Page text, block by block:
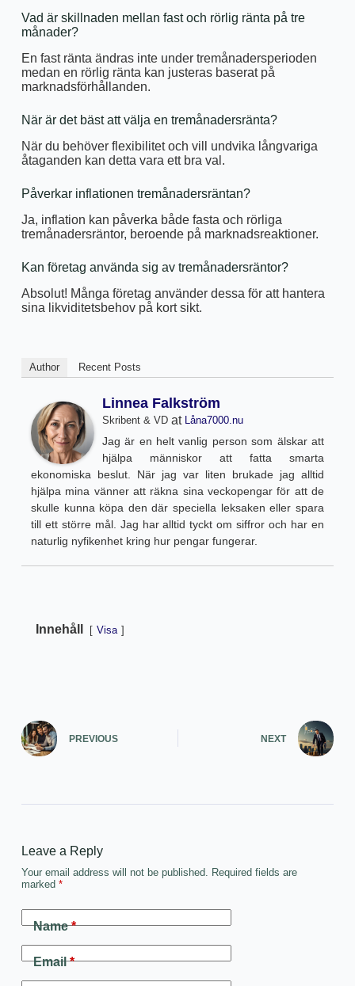
Vad är skillnaden mellan fast och rörlig ränta på tre
månader?
En fast ränta ändras inte under tremånadersperioden
medan en rörlig ränta kan justeras baserat på
marknadsförhållanden.
När är det bäst att välja en tremånadersränta?
När du behöver flexibilitet och vill undvika långvariga
åtaganden kan detta vara ett bra val.
Påverkar inflationen tremånadersräntan?
Ja, inflation kan påverka både fasta och rörliga
tremånadersräntor, beroende på marknadsreaktioner.
Kan företag använda sig av tremånadersräntor?
Absolut! Många företag använder dessa för att hantera
sina likviditetsbehov på kort sikt.
Author Recent Posts
Linnea Falkström
Skribent & VDat Låna7000.nu
Jag är en helt vanlig person som älskar att
hjälpa människor att fatta smarta
ekonomiska beslut. När jag var liten brukade jag alltid
hjälpa mina vänner att räkna sina veckopengar för att de
skulle kunna köpa den där speciella leksaken eller spara
till ett större mål. Jag har alltid tyckt om siffror och har en
naturlig nyfikenhet kring hur pengar fungerar.
Innehåll Visa
PREVIOUS NEXT
Leave a Reply
Your email address will not be published. Required fields are
marked *
Name*
Email*